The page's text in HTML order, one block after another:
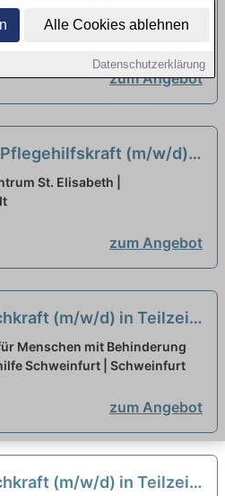
Alle Cookies ablehnen
Datenschutzerklärung
– Wir kommen
Haus am Kurpark | Bad
im Grabfeld
zum Angebot
(m/w/d)
(20-30h) - Werden Sie
familiären Teams!
St. Elisabeth |
zum Angebot
(m/w/d) in Teilzeit
Woche) - Bei uns
Karriere! neu
Menschen mit Behinderung
Schweinfurt | Schweinfurt
zum Angebot
(m/w/d) in Teilzeit